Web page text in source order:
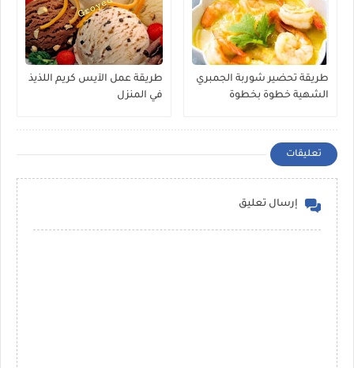
طريقة تحضير شوربة الجمبري
الشهية خطوة بخطوة
طريقة عمل الآيس كريم اللذيذ
في المنزل
تعليقات
إرسال تعليق